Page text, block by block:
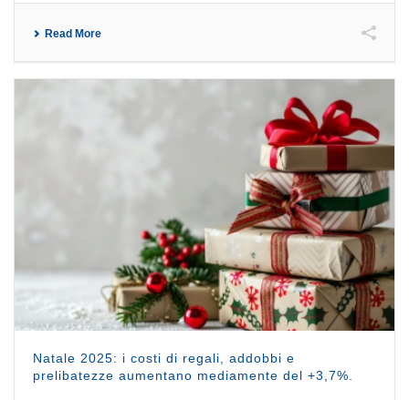
Read More
Natale 2025: i costi di regali, addobbi e
prelibatezze aumentano mediamente del +3,7%.